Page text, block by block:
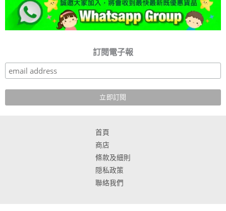
訂閱電子報
首頁
商店
條款及細則
隠私政策
聯絡我們